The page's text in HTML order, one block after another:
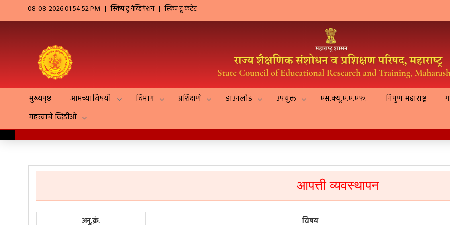
08-08-2026 01:54:52 PM | स्किप टू नेव्हिगेशन | स्किप टू कंटेंट
मुख्यपृष्ठ आमच्याविषयी विभाग प्रशिक्षणे डाउनलोड उपयुक्त एस.क्यू.ए.ए.एफ. निपुण महाराष्ट्र
महत्त्वाचे व्हिडीओ
आपत्ती व्यवस्थापन
अनु.क्रं. विषय